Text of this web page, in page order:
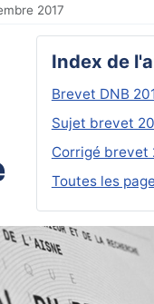
2017
Index de
Brevet DNB
Sujet brevet
Corrigé brevet
Toutes les